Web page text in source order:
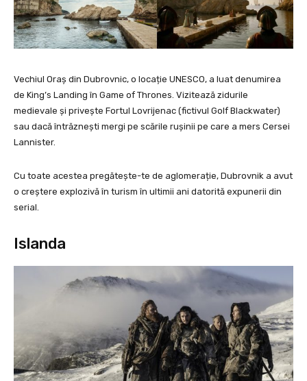
Vechiul Oraș din Dubrovnic, o locație UNESCO, a luat denumirea
de King’s Landing în Game of Thrones. Vizitează zidurile
medievale și privește Fortul Lovrijenac (fictivul Golf Blackwater)
sau dacă întrăznești mergi pe scările rușinii pe care a mers Cersei
Lannister.
Cu toate acestea pregătește-te de aglomerație, Dubrovnik a avut
o creștere explozivă în turism în ultimii ani datorită expunerii din
serial.
Islanda